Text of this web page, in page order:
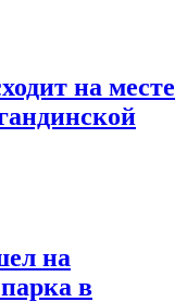
на месте
на
в